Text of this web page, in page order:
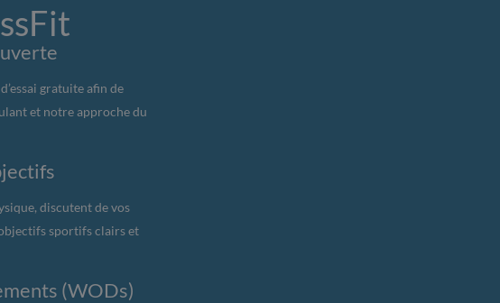
gratuite afin de
et notre approche du
discutent de vos
sportifs clairs et
(WODs)